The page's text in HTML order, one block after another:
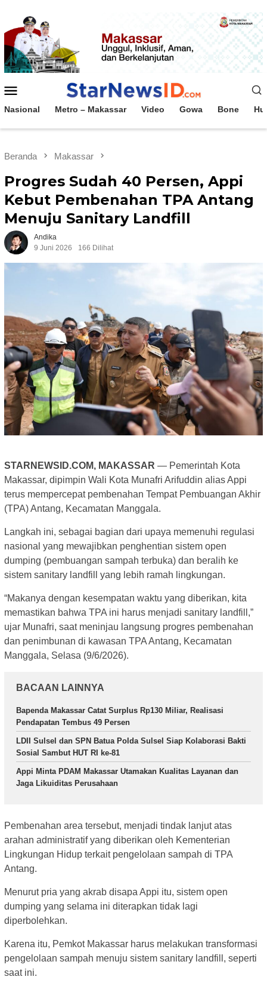
konten
Mobile
Nasional Metro – Makassar Video Gowa Bone
Beranda Makassar
Progres Sudah 40 Persen, Appi
Kebut Pembenahan TPA Antang
Menuju Sanitary Landfill
Andika
9 Juni 2026
166 Dilihat
STARNEWSID.COM, MAKASSAR — Pemerintah Kota
Makassar, dipimpin Wali Kota Munafri Arifuddin alias Appi
terus mempercepat pembenahan Tempat Pembuangan Akhir
(TPA) Antang, Kecamatan Manggala.
Langkah ini, sebagai bagian dari upaya memenuhi regulasi
nasional yang mewajibkan penghentian sistem open
dumping (pembuangan sampah terbuka) dan beralih ke
sistem sanitary landfill yang lebih ramah lingkungan.
“Makanya dengan kesempatan waktu yang diberikan, kita
memastikan bahwa TPA ini harus menjadi sanitary landfill,”
ujar Munafri, saat meninjau langsung progres pembenahan
dan penimbunan di kawasan TPA Antang, Kecamatan
Manggala, Selasa (9/6/2026).
BACAAN LAINNYA
Bapenda Makassar Catat Surplus Rp130 Miliar, Realisasi
Pendapatan Tembus 49 Persen
LDII Sulsel dan SPN Batua Polda Sulsel Siap Kolaborasi Bakti
Sosial Sambut HUT RI ke-81
Appi Minta PDAM Makassar Utamakan Kualitas Layanan dan
Jaga Likuiditas Perusahaan
Pembenahan area tersebut, menjadi tindak lanjut atas
arahan administratif yang diberikan oleh Kementerian
Lingkungan Hidup terkait pengelolaan sampah di TPA
Antang.
Menurut pria yang akrab disapa Appi itu, sistem open
dumping yang selama ini diterapkan tidak lagi
diperbolehkan.
Karena itu, Pemkot Makassar harus melakukan transformasi
pengelolaan sampah menuju sistem sanitary landfill, seperti
saat ini.